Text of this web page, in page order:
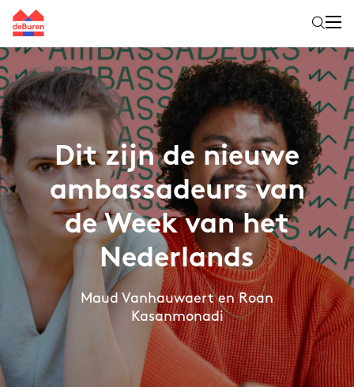
Dit zijn de nieuwe
ambassadeurs van
de Week van het
Nederlands
Maud Vanhauwaert en Roan
Kasanmonadi